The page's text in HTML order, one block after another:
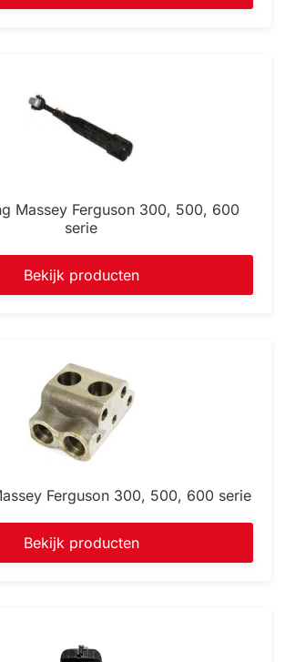
Massey Ferguson 300, 500, 600
serie
Bekijk producten
Ferguson 300, 500, 600 serie
Bekijk producten